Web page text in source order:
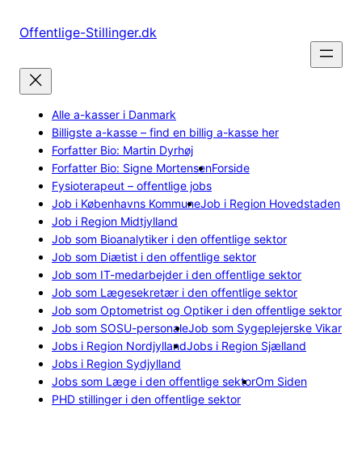
Offentlige-Stillinger.dk
Alle a-kasser i Danmark
Billigste a-kasse – find en billig a-kasse her
Forfatter Bio: Martin Dyrhøj
Forfatter Bio: Signe MortensenForside
Fysioterapeut – offentlige jobs
Job i Københavns KommuneJob i Region Hovedstaden
Job i Region Midtjylland
Job som Bioanalytiker i den offentlige sektor
Job som Diætist i den offentlige sektor
Job som IT-medarbejder i den offentlige sektor
Job som Lægesekretær i den offentlige sektor
Job som Optometrist og Optiker i den offentlige sektor
Job som SOSU-personaleJob som Sygeplejerske Vikar
Jobs i Region NordjyllandJobs i Region Sjælland
Jobs i Region Sydjylland
Jobs som Læge i den offentlige sektorOm Siden
PHD stillinger i den offentlige sektor